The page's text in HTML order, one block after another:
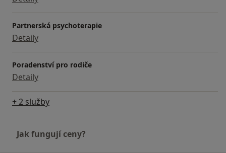
Partnerská psychoterapie
Detaily
Poradenství pro rodiče
Detaily
+ 2 služby
Jak fungují ceny?